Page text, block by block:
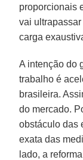
proporcionais
vai
carga
A intenção do
trabalho é
brasileira.
do mercado.
obstáculo das
exata das
lado, a